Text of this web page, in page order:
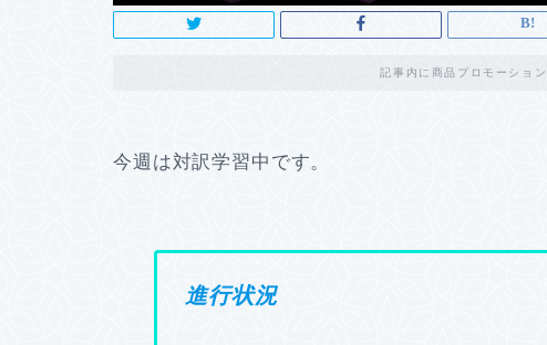
記事内に商品プロモーショ
今週は対訳学習中です。
進行状況